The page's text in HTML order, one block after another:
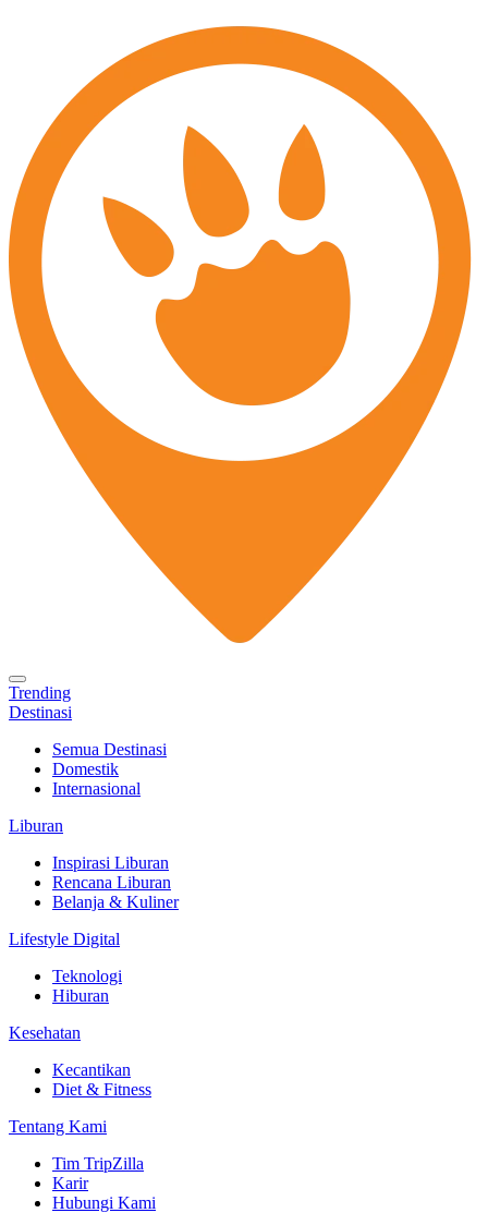
Trending
Destinasi
Semua Destinasi
Domestik
Internasional
Liburan
Inspirasi Liburan
Rencana Liburan
Belanja & Kuliner
Lifestyle Digital
Teknologi
Hiburan
Kesehatan
Kecantikan
Diet & Fitness
Tentang Kami
Tim TripZilla
Karir
Hubungi Kami